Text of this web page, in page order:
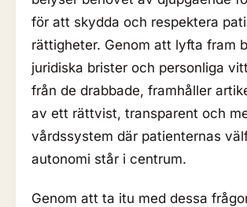
för att skydda och respektera
rättigheter. Genom att lyfta fram
juridiska brister och personliga
från de drabbade, framhåller
av ett rättvist, transparent och
vårdssystem där patienternas
autonomi står i centrum.
Genom att ta itu med dessa